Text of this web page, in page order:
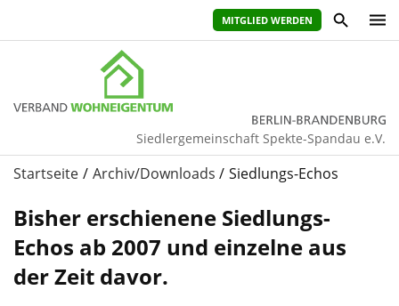
MITGLIED WERDEN
Siedlergemeinschaft Spekte-Spandau e.V.
Startseite Archiv/Downloads Siedlungs-Echos
Bisher erschienene Siedlungs-
Echos ab 2007 und einzelne aus
der Zeit davor.